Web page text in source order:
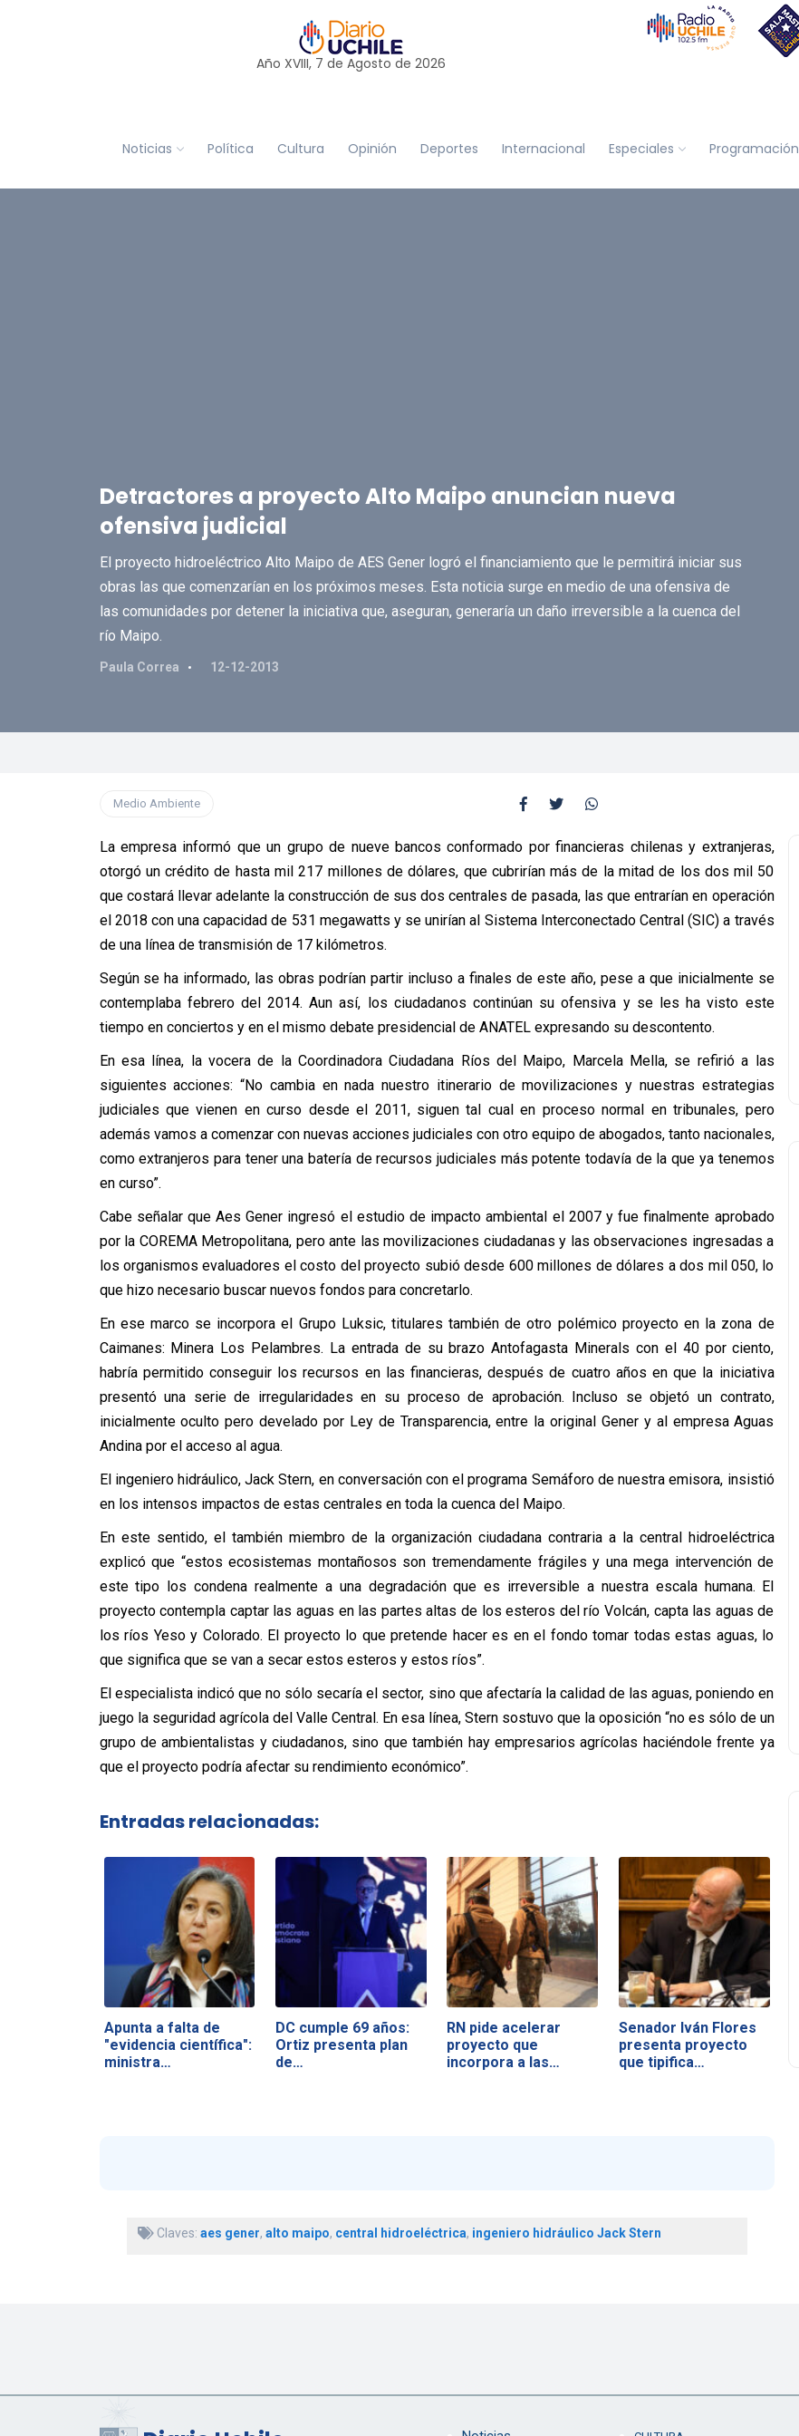
Año XVIII, 7 de Agosto de 2026
Noticias Política Cultura Opinión Deportes Internacional Especiales Programación
Detractores a proyecto Alto Maipo anuncian nueva
ofensiva judicial
El proyecto hidroeléctrico Alto Maipo de AES Gener logró el financiamiento que le permitirá iniciar sus
obras las que comenzarían en los próximos meses. Esta noticia surge en medio de una ofensiva de
las comunidades por detener la iniciativa que, aseguran, generaría un daño irreversible a la cuenca del
río Maipo.
Paula Correa 12-12-2013
Medio Ambiente
La empresa informó que un grupo de nueve bancos conformado por financieras chilenas y extranjeras,
otorgó un crédito de hasta mil 217 millones de dólares, que cubrirían más de la mitad de los dos mil 50
que costará llevar adelante la construcción de sus dos centrales de pasada, las que entrarían en operación
el 2018 con una capacidad de 531 megawatts y se unirían al Sistema Interconectado Central (SIC) a través
de una línea de transmisión de 17 kilómetros.
Según se ha informado, las obras podrían partir incluso a finales de este año, pese a que inicialmente se
contemplaba febrero del 2014. Aun así, los ciudadanos continúan su ofensiva y se les ha visto este
tiempo en conciertos y en el mismo debate presidencial de ANATEL expresando su descontento.
En esa línea, la vocera de la Coordinadora Ciudadana Ríos del Maipo, Marcela Mella, se refirió a las
siguientes acciones: “No cambia en nada nuestro itinerario de movilizaciones y nuestras estrategias
judiciales que vienen en curso desde el 2011, siguen tal cual en proceso normal en tribunales, pero
además vamos a comenzar con nuevas acciones judiciales con otro equipo de abogados, tanto nacionales,
como extranjeros para tener una batería de recursos judiciales más potente todavía de la que ya tenemos
en curso”.
Cabe señalar que Aes Gener ingresó el estudio de impacto ambiental el 2007 y fue finalmente aprobado
por la COREMA Metropolitana, pero ante las movilizaciones ciudadanas y las observaciones ingresadas a
los organismos evaluadores el costo del proyecto subió desde 600 millones de dólares a dos mil 050, lo
que hizo necesario buscar nuevos fondos para concretarlo.
En ese marco se incorpora el Grupo Luksic, titulares también de otro polémico proyecto en la zona de
Caimanes: Minera Los Pelambres. La entrada de su brazo Antofagasta Minerals con el 40 por ciento,
habría permitido conseguir los recursos en las financieras, después de cuatro años en que la iniciativa
presentó una serie de irregularidades en su proceso de aprobación. Incluso se objetó un contrato,
inicialmente oculto pero develado por Ley de Transparencia, entre la original Gener y al empresa Aguas
Andina por el acceso al agua.
El ingeniero hidráulico, Jack Stern, en conversación con el programa Semáforo de nuestra emisora, insistió
en los intensos impactos de estas centrales en toda la cuenca del Maipo.
En este sentido, el también miembro de la organización ciudadana contraria a la central hidroeléctrica
explicó que “estos ecosistemas montañosos son tremendamente frágiles y una mega intervención de
este tipo los condena realmente a una degradación que es irreversible a nuestra escala humana. El
proyecto contempla captar las aguas en las partes altas de los esteros del río Volcán, capta las aguas de
los ríos Yeso y Colorado. El proyecto lo que pretende hacer es en el fondo tomar todas estas aguas, lo
que significa que se van a secar estos esteros y estos ríos”.
El especialista indicó que no sólo secaría el sector, sino que afectaría la calidad de las aguas, poniendo en
juego la seguridad agrícola del Valle Central. En esa línea, Stern sostuvo que la oposición “no es sólo de un
grupo de ambientalistas y ciudadanos, sino que también hay empresarios agrícolas haciéndole frente ya
que el proyecto podría afectar su rendimiento económico”.
Entradas relacionadas:
Apunta a falta de
"evidencia científica":
ministra…
DC cumple 69 años:
Ortiz presenta plan
de…
RN pide acelerar
proyecto que
incorpora a las…
Senador Iván Flores
presenta proyecto
que tipifica…
Claves: aes gener, alto maipo, central hidroeléctrica, ingeniero hidráulico Jack Stern